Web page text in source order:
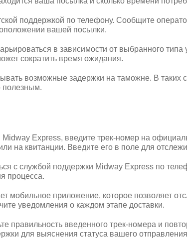
поддержкой по телефону. Сообщите
вашей посылки.
в зависимости от выбранного типа
сократить время ожидания.
возможные задержки на таможне. В таких
полезным.
Express, введите трек-номер на
на квитанции. Введите его в поле для
с службой поддержки Midway Express по
процесса.
мобильное приложение, которое позволяет
уведомления о каждом этапе доставки.
введенного трек-номера и
для выяснения статуса вашего